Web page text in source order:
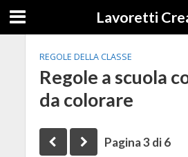
Lavoretti
REGOLE DELLA CLASSE
Regole a scuola
da colorare
Pagina 3 di 6